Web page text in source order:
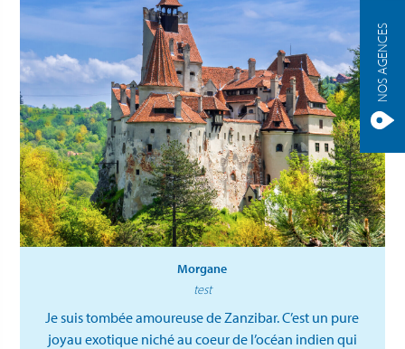
NOS AGENCES
Morgane
test
Je suis tombée amoureuse de Zanzibar. C’est un pure
joyau exotique niché au coeur de l’océan indien qui